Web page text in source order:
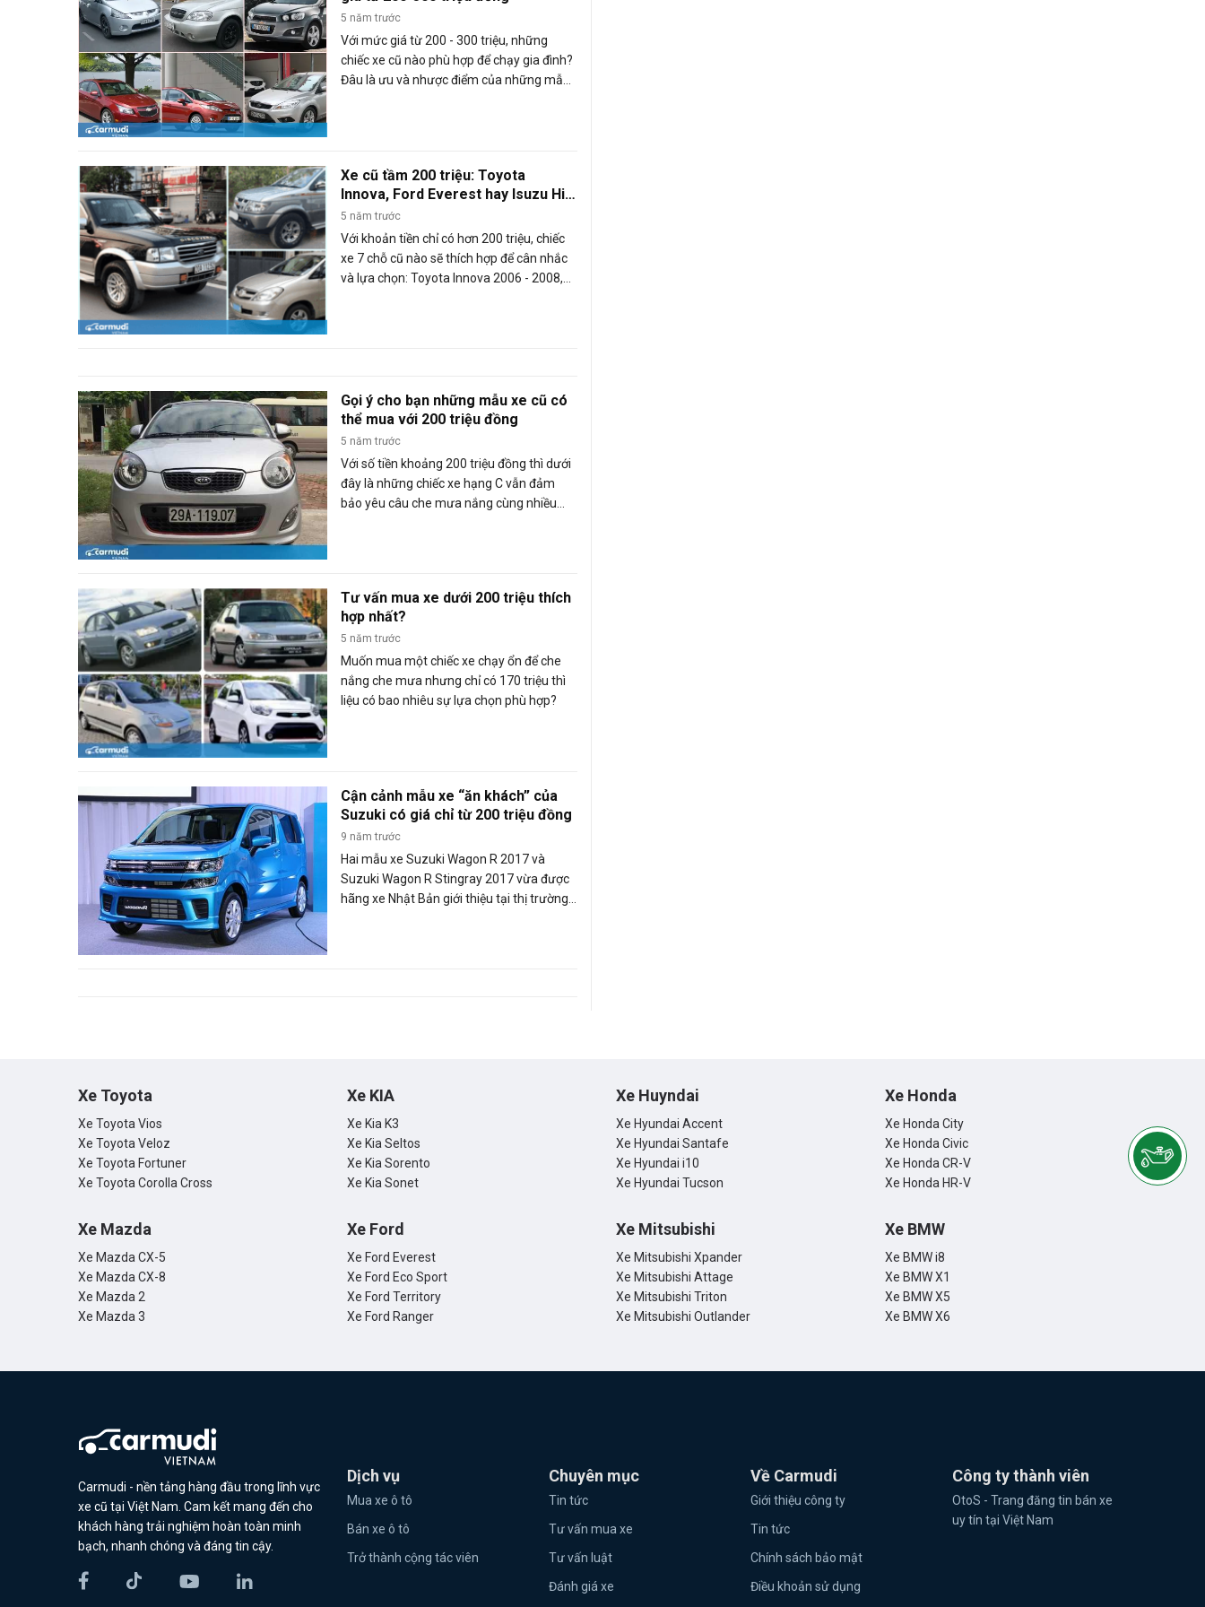
5 năm trước
Với mức giá từ 200 - 300 triệu, những
chiếc xe cũ nào phù hợp để chạy gia đình?
Đâu là ưu và nhược điểm của những mẫu
Xe cũ tầm 200 triệu: Toyota
Innova, Ford Everest hay Isuzu Hi-
Lander ?
5 năm trước
Với khoản tiền chỉ có hơn 200 triệu, chiếc
xe 7 chỗ cũ nào sẽ thích hợp để cân nhắc
và lựa chọn: Toyota Innova 2006 - 2008,
Gọi ý cho bạn những mẫu xe cũ có
thể mua với 200 triệu đồng
5 năm trước
Với số tiền khoảng 200 triệu đồng thì dưới
đây là những chiếc xe hạng C vẫn đảm
bảo yêu câu che mưa nắng cùng nhiều
Tư vấn mua xe dưới 200 triệu thích
hợp nhất?
5 năm trước
Muốn mua một chiếc xe chạy ổn để che
nắng che mưa nhưng chỉ có 170 triệu thì
liệu có bao nhiêu sự lựa chọn phù hợp?
Cận cảnh mẫu xe “ăn khách” của
Suzuki có giá chỉ từ 200 triệu đồng
9 năm trước
Hai mẫu xe Suzuki Wagon R 2017 và
Suzuki Wagon R Stingray 2017 vừa được
hãng xe Nhật Bản giới thiệu tại thị trường
Xe Toyota
Xe Toyota Vios
Xe Toyota Veloz
Xe Toyota Fortuner
Xe Toyota Corolla Cross
Xe KIA
Xe Kia K3
Xe Kia Seltos
Xe Kia Sorento
Xe Kia Sonet
Xe Huyndai
Xe Hyundai Accent
Xe Hyundai Santafe
Xe Hyundai i10
Xe Hyundai Tucson
Xe Honda
Xe Honda City
Xe Honda Civic
Xe Honda CR-V
Xe Honda HR-V
Xe Mazda
Xe Mazda CX-5
Xe Mazda CX-8
Xe Mazda 2
Xe Mazda 3
Xe Ford
Xe Ford Everest
Xe Ford Eco Sport
Xe Ford Territory
Xe Ford Ranger
Xe Mitsubishi
Xe Mitsubishi Xpander
Xe Mitsubishi Attage
Xe Mitsubishi Triton
Xe Mitsubishi Outlander
Xe BMW
Xe BMW i8
Xe BMW X1
Xe BMW X5
Xe BMW X6
Carmudi - nền tảng hàng đầu trong lĩnh vực
xe cũ tại Việt Nam. Cam kết mang đến cho
khách hàng trải nghiệm hoàn toàn minh
bạch, nhanh chóng và đáng tin cậy.
Dịch vụ
Mua xe ô tô
Bán xe ô tô
Trở thành cộng tác viên
Chuyên mục
Tin tức
Tư vấn mua xe
Tư vấn luật
Đánh giá xe
Về Carmudi
Giới thiệu công ty
Tin tức
Chính sách bảo mật
Điều khoản sử dụng
Công ty thành viên
OtoS - Trang đăng tin bán xe
uy tín tại Việt Nam